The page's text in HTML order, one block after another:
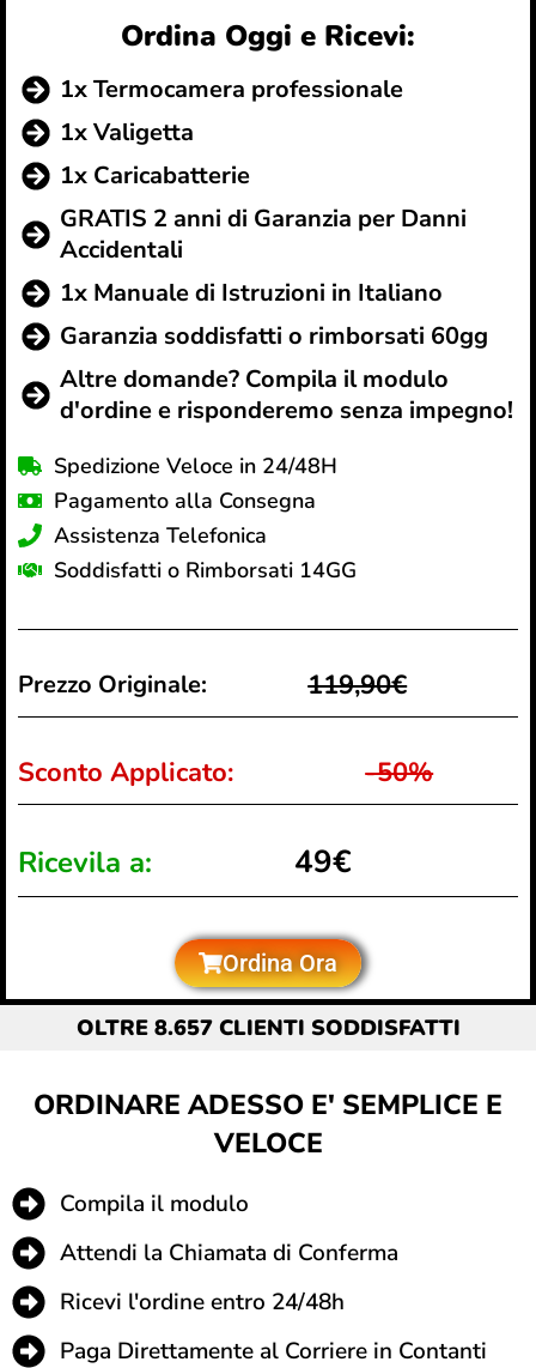
Ordina Oggi e Ricevi:
1x Termocamera professionale
1x Valigetta
1x Caricabatterie
GRATIS 2 anni di Garanzia per Danni
Accidentali
1x Manuale di Istruzioni in Italiano
Garanzia soddisfatti o rimborsati 60gg
Altre domande? Compila il modulo
d'ordine e risponderemo senza impegno!
Spedizione Veloce in 24/48H
Pagamento alla Consegna
Assistenza Telefonica
Soddisfatti o Rimborsati 14GG
Prezzo Originale: 119,90€
Sconto Applicato: -50%
Ricevila a: 49€
Ordina Ora
OLTRE 8.657 CLIENTI SODDISFATTI
ORDINARE ADESSO E' SEMPLICE E
VELOCE
Compila il modulo
Attendi la Chiamata di Conferma
Ricevi l'ordine entro 24/48h
Paga Direttamente al Corriere in Contanti